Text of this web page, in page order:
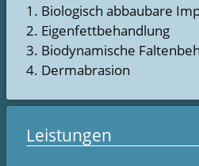
1. Biologisch abbaubare
2. Eigenfettbehandlung
3. Biodynamische
4. Dermabrasion
Leistungen